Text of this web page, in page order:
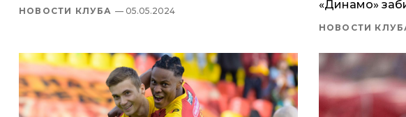
НОВОСТИ КЛУБА — 05.05.2024
«Динамо»
НОВОСТИ